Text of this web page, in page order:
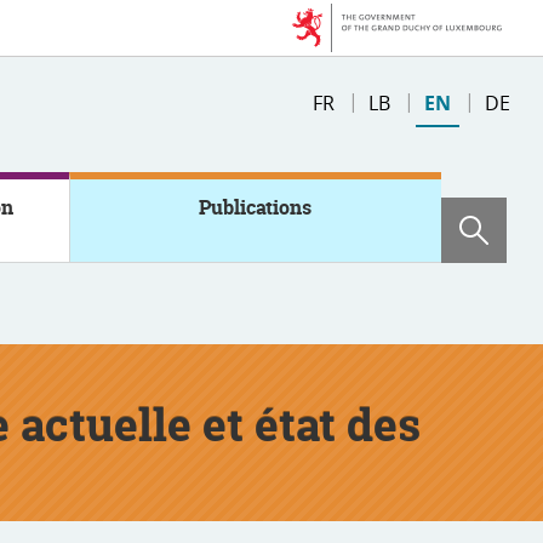
Change
FR LB EN DE
Publications
actuelle et état des